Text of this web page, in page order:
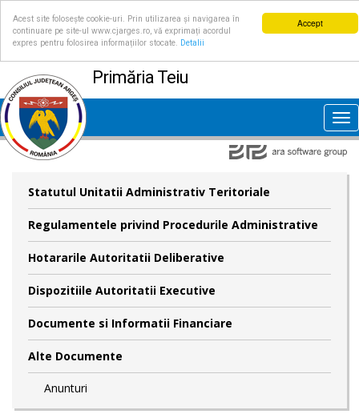
Accept
Acest site folosește cookie-uri. Prin utilizarea și navigarea în
continuare pe site-ul www.cjarges.ro, vă exprimați acordul
expres pentru folosirea informațiilor stocate.
Detalii
Primăria Teiu
Statutul Unitatii Administrativ Teritoriale
Regulamentele privind Procedurile Administrative
Hotararile Autoritatii Deliberative
Dispozitiile Autoritatii Executive
Documente si Informatii Financiare
Alte Documente
Anunturi